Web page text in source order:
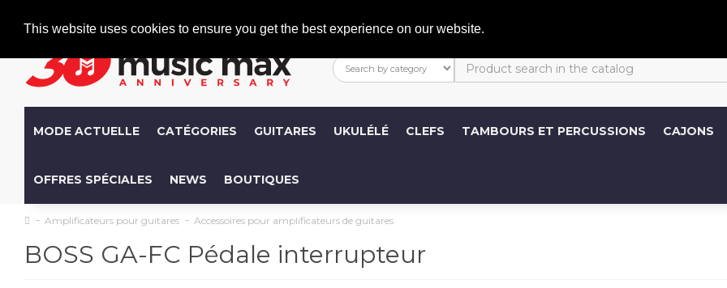
This website uses cookies to ensure you get the best experience on our website.
MODE ACTUELLE CATÉGORIES GUITARES UKULÉLÉ CLEFS TAMBOURS ET PERCUSSIONS CAJONS
OFFRES SPÉCIALES NEWS BOUTIQUES
Amplificateurs pour guitares Accessoires pour amplificateurs de guitares
BOSS GA-FC Pédale interrupteur